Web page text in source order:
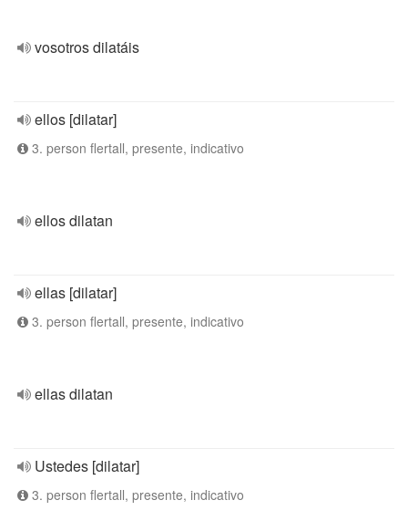
vosotros dilatáis
ellos [dilatar]
3. person flertall, presente, indicativo
ellos dilatan
ellas [dilatar]
3. person flertall, presente, indicativo
ellas dilatan
Ustedes [dilatar]
3. person flertall, presente, indicativo